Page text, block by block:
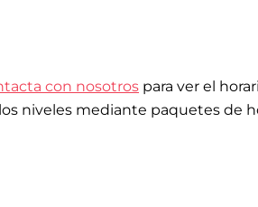
con nosotros para ver el
niveles mediante paquetes de